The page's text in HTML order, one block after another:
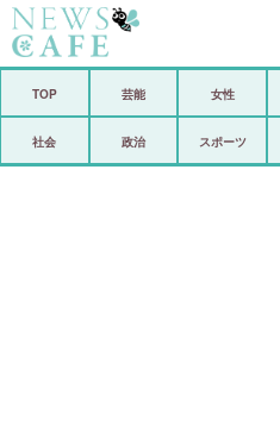
TOP 芸能 女性
社会 政治 スポーツ